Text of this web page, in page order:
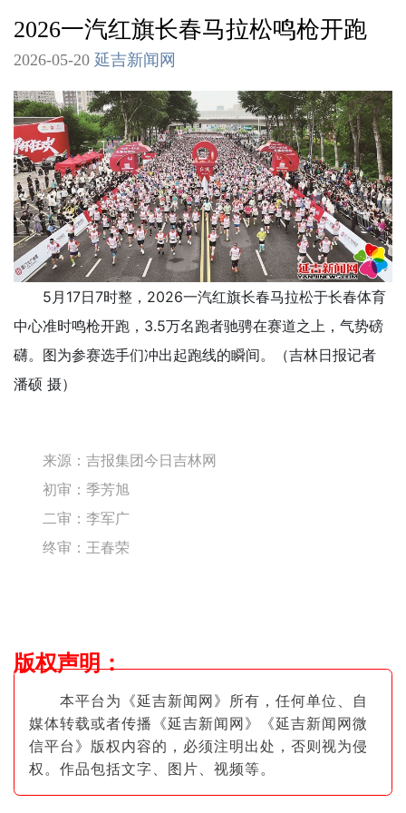
2026一汽红旗长春马拉松鸣枪开跑
2026-05-20 延吉新闻网
5月17日7时整，2026一汽红旗长春马拉松于长春体育
中心准时鸣枪开跑，3.5万名跑者驰骋在赛道之上，气势磅
礴。图为参赛选手们冲出起跑线的瞬间。（吉林日报记者
潘硕 摄）
来源： 吉报集团今日吉林网
初审：季芳旭
二审：李军广
终审：王春荣
版权声明：
本平台为《延吉新闻网》所有，任何单位、自
媒体转载或者传播《延吉新闻网》《延吉新闻网微
信平台》版权内容的，必须注明出处，否则视为侵
权。作品包括文字、图片 、视频等。